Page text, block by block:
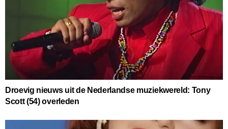
Droevig nieuws uit de Nederlandse muziekwereld: Tony
Scott (54) overleden